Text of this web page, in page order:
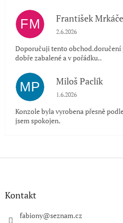
FM František
Hodnocení obchodu
2.6.2026
Doporučuji tento obchod.doručení
dobře zabalené a v pořádku..
MP Miloš Paclík
Hodnocení obchodu
1.6.2026
Konzole byla vyrobena přesně
jsem spokojen.
Z
Kontakt
fabiony@seznam.cz